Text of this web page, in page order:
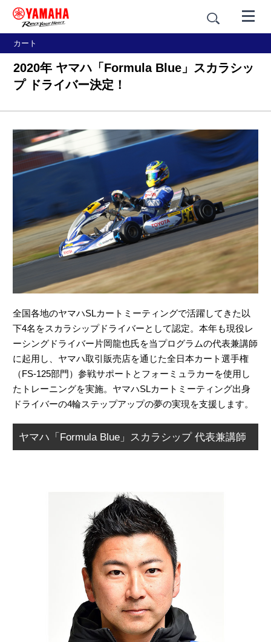
カート
2020年 ヤマハ「Formula Blue」スカラシッ
プ ドライバー決定！
全国各地のヤマハSLカートミーティングで活躍してきた以
下4名をスカラシップドライバーとして認定。本年も現役レ
ーシングドライバー片岡龍也氏を当プログラムの代表兼講師
に起用し、ヤマハ取引販売店を通じた全日本カート選手権
（FS-125部門）参戦サポートとフォーミュラカーを使用し
たトレーニングを実施。ヤマハSLカートミーティング出身
ドライバーの4輪ステップアップの夢の実現を支援します。
ヤマハ「Formula Blue」スカラシップ 代表兼講師